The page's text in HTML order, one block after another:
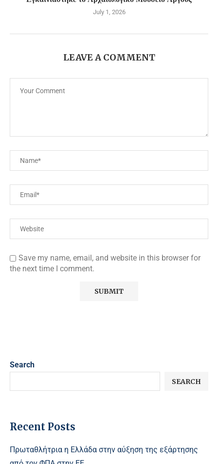
July 1, 2026
LEAVE A COMMENT
Save my name, email, and website in this browser for
the next time I comment.
Search
SEARCH
Recent Posts
Πρωταθλήτρια η Ελλάδα στην αύξηση της εξάρτησης